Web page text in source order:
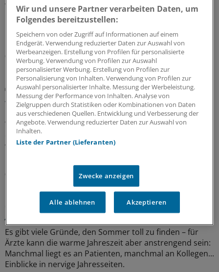
Wenn sie den Arztkittel tragen, sind die Zwillinge Yachar
und Yaman Shehabi kaum auseinanderzuhalten.
Deshalb versorgen sie Patienten nur im Doppelpack.
Doch das ist längst nicht ihre einzige Herausforderung.
08.08.2026
Sicherheit der Arzneitherapie
Anpassung der Medikation bei Hitzewellen:
Praktische Tipps für Ärzte
Wann und wie genau sollte die Arzneitherapie während
einer Hitzewelle angepasst werden? Die CALOR-Liste, die
von Medizinern entwickelt wurde, soll Praxisteams und
08.08.2026
Ärztlicher Hitzehass
Es gibt viele Gründe, den Sommer toll zu finden – für
Ärzte kann die warme Jahreszeit aber anstrengend sein:
Manchmal liegt es an Patienten, manchmal an Kollegen...
Einblicke in nervige Jahresseiten.
Wir und unsere Partner verarbeiten Daten, um
Folgendes bereitzustellen:
Speichern von oder Zugriff auf Informationen auf einem
Endgerät. Verwendung reduzierter Daten zur Auswahl von
Werbeanzeigen. Erstellung von Profilen für personalisierte
Werbung. Verwendung von Profilen zur Auswahl
personalisierter Werbung. Erstellung von Profilen zur
Personalisierung von Inhalten. Verwendung von Profilen zur
Auswahl personalisierter Inhalte. Messung der Werbeleistung.
Messung der Performance von Inhalten. Analyse von
Zielgruppen durch Statistiken oder Kombinationen von Daten
aus verschiedenen Quellen. Entwicklung und Verbesserung der
Angebote. Verwendung reduzierter Daten zur Auswahl von
Inhalten.
Liste der Partner (Lieferanten)
Zwecke anzeigen
Alle ablehnen Akzeptieren